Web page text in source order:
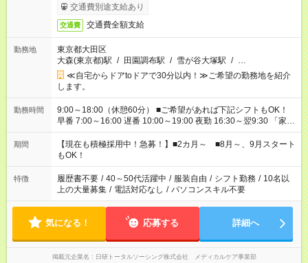
交通費別途支給あり
交通費 交通費全額支給
勤務地
東京都大田区
大森(東京都)駅 / 田園調布駅 / 雪が谷大塚駅 / …
≪自宅からドアtoドアで30分以内！≫ご希望の勤務地を紹介
します。
勤務時間
9:00～18:00（休憩60分） ■ご希望があれば下記シフトもOK！
早番 7:00～16:00 遅番 10:00～19:00 夜勤 16:30～翌9:30 「家族
と休みを合わせたい」 「余裕を持って夕飯の準備がしたい」
「できれば残業はしたくない」 など、ご希望を教えてください
ね。 ※Wワーク希望の方へ 今ご覧のお仕事で希望する勤務時間
と、もう1つのお仕事の勤務時間。 合計で週40時間を超える場
合は応募できません。
期間
【現在も積極採用中！急募！】■2カ月～ ■8月～、9月スタート
もOK！
特徴 履歴書不要 / 40～50代活躍中 / 服装自由 / シフト勤務 / 10名以
上の大量募集 / 電話対応なし / パソコンスキル不要
気になる！ 応募する 詳細へ
掲載元企業名 日研トータルソーシング株式会社 メディカルケア事業部